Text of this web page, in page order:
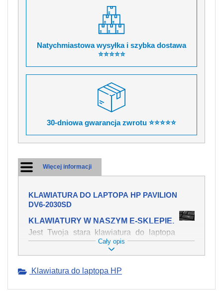
Natychmiastowa wysyłka i szybka dostawa
⭐⭐⭐⭐⭐
30-dniowa gwarancja zwrotu ⭐⭐⭐⭐⭐
Więcej informacji
KLAWIATURA DO LAPTOPA HP PAVILION
DV6-2030SD
KLAWIATURY W NASZYM E-SKLEPIE.
Jest Twoja stara klawiatura do laptopa
HP Pavilion dv6-2030sd mechanicznie
uszkodzona, polałeś ją płynem, który
swojej pozycji? Kup nową klawiaturę,
Oferujemy oryginalne klawiatury w
Cały opis
Klawiatura do laptopa HP